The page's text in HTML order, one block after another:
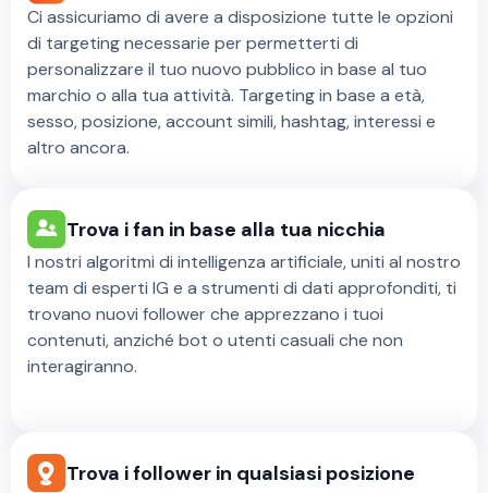
Ci assicuriamo di avere a disposizione tutte le opzioni
di targeting necessarie per permetterti di
personalizzare il tuo nuovo pubblico in base al tuo
marchio o alla tua attività. Targeting in base a età,
sesso, posizione, account simili, hashtag, interessi e
altro ancora.
Trova i fan in base alla tua nicchia
I nostri algoritmi di intelligenza artificiale, uniti al nostro
team di esperti IG e a strumenti di dati approfonditi, ti
trovano nuovi follower che apprezzano i tuoi
contenuti, anziché bot o utenti casuali che non
interagiranno.
Trova i follower in qualsiasi posizione